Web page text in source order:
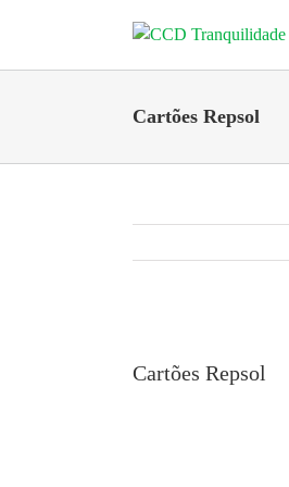
Cartões Repsol
Larger
Cartões Repsol